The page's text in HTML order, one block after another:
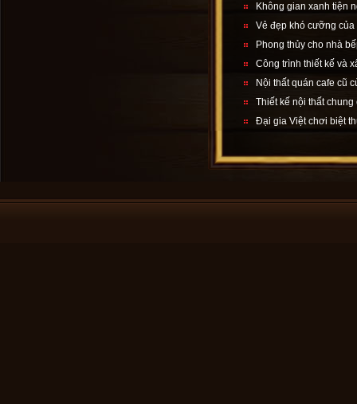
Không gian xanh tiện
Vẻ đẹp khó cưỡng
Phong thủy cho nhà
Công trình thiết kế và
Nội thất quán cafe cũ
Thiết kế nội thất
Đại gia Việt chơi biệt